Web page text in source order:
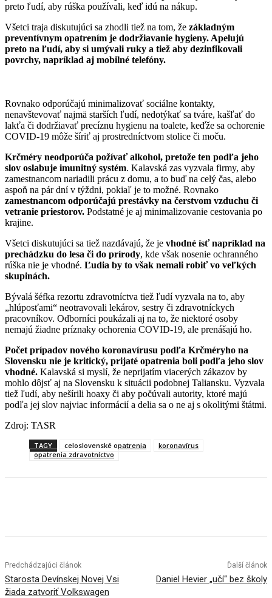
preto ľudí, aby rúška používali, keď idú na nákup.
Všetci traja diskutujúci sa zhodli tiež na tom, že základným
preventívnym opatrením je dodržiavanie hygieny. Apelujú
preto na ľudí, aby si umývali ruky a tiež aby dezinfikovali
povrchy, napríklad aj mobilné telefóny.
Rovnako odporúčajú minimalizovať sociálne kontakty,
nenavštevovať najmä starších ľudí, nedotýkať sa tváre, kašľať do
lakťa či dodržiavať precíznu hygienu na toalete, keďže sa ochorenie
COVID-19 môže šíriť aj prostredníctvom stolice či moču.
Krčméry neodporúča požívať alkohol, pretože ten podľa jeho
slov oslabuje imunitný systém. Kalavská zas vyzvala firmy, aby
zamestnancom nariadili prácu z domu, a to buď na celý čas, alebo
aspoň na pár dní v týždni, pokiaľ je to možné. Rovnako
zamestnancom odporúčajú prestávky na čerstvom vzduchu či
vetranie priestorov. Podstatné je aj minimalizovanie cestovania po
krajine.
Všetci diskutujúci sa tiež nazdávajú, že je vhodné ísť napríklad na
prechádzku do lesa či do prírody, kde však nosenie ochranného
rúška nie je vhodné. Ľudia by to však nemali robiť vo veľkých
skupinách.
Bývalá šéfka rezortu zdravotníctva tiež ľudí vyzvala na to, aby
„hlúposťami“ neotravovali lekárov, sestry či zdravotníckych
pracovníkov. Odborníci poukázali aj na to, že niektoré osoby
nemajú žiadne príznaky ochorenia COVID-19, ale prenášajú ho.
Počet prípadov nového koronavírusu podľa Krčméryho na
Slovensku nie je kritický, prijaté opatrenia boli podľa jeho slov
vhodné. Kalavská si myslí, že neprijatím viacerých zákazov by
mohlo dôjsť aj na Slovensku k situácii podobnej Taliansku. Vyzvala
tiež ľudí, aby nešírili hoaxy či aby počúvali autority, ktoré majú
podľa jej slov najviac informácií a delia sa o ne aj s okolitými štátmi.
Zdroj: TASR
TAGY celoslovenské opatrenia
koronavírus
opatrenia zdravotníctvo
Predchádzajúci článok
Starosta Devínskej Novej Vsi
žiada zatvoriť Volkswagen
Ďalší článok
Daniel Hevier „učí“ bez školy